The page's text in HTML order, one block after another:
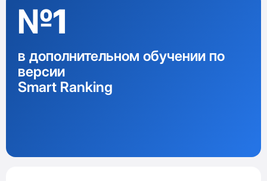
№1
в дополнительном обучении по
версии
Smart Ranking